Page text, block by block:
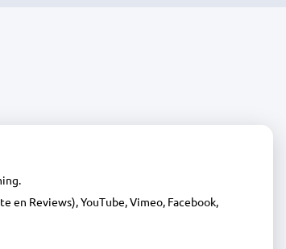
en Reviews), YouTube, Vimeo, Facebook,